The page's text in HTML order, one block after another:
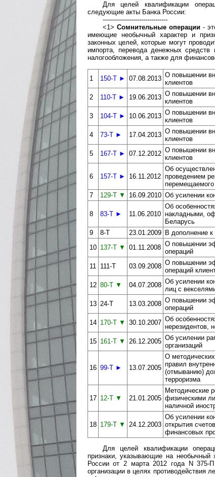
Для целей квалификации
следующие акты Банка России:
--------------------------------
<1> Сомнительные операции-
имеющие необычный характер и
законных целей, которые могут
импорта, перевода денежных
налогообложения, а также для
1 150-Т ► 07.08.2013 О повышении
клиентов
2
110-Т ► 19.06.2013 О повышении
клиентов
3
104-Т ► 10.06.2013 О повышении
клиентов
4
73-Т ► 17.04.2013 О повышении
клиентов
5
167-Т ► 07.12.2012 О повышении
клиентов
6 157-Т ► 16.11.2012
Об
проведением
перемещаемого
7
129-Т ▼ 16.09.2010 Об усилении
8 83-Т ► 11.06.2010
Об
накладными,
Беларусь
9
8-Т 23.01.2009
В дополнение
10 137-Т ▼ 01.11.2008 О повышении
операций
11
111-Т 03.09.2008 О повышении
операций
12 80-Т ▼ 04.07.2008 Об усилении
лиц с
13 24-Т 13.03.2008 О повышении
операций
14 170-Т ▼ 30.10.2007 Об
нерезидентов,
15 161-Т ▼ 26.12.2005 Об усилении
организаций
16 99-Т ► 13.07.2005
О
правил
(отмыванию)
терроризма
17 12-Т ▼ 21.01.2005
Методические
физическими
наличной
18 179-Т ▼ 24.12.2003
Об усилении
открытия
финансовых
Для целей квалификации
признаки, указывающие на
России от 2 марта 2012 года N 375-П
организации в целях противодействия